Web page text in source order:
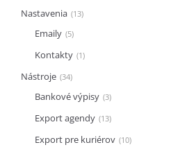
Nastavenia 13
Emaily 5
Kontakty 1
Nástroje 34
Bankové výpisy 3
Export agendy 13
Export pre kuriérov 10